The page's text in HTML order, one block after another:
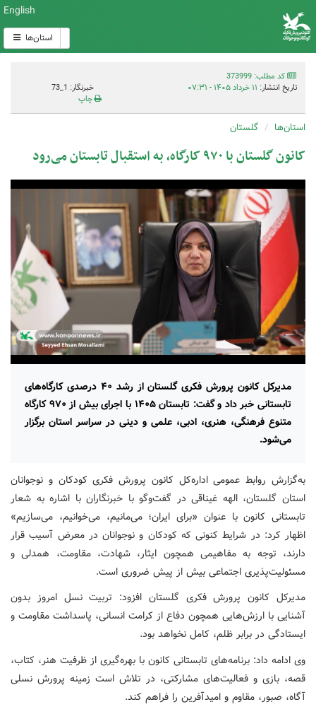
English
استان‌ها
کد مطلب: 373999
تاریخ انتشار: ۱۱ خرداد ۱۴۰۵ - ۰۷:۳۱
خبرنگار: 1_73
چاپ
استان‌ها گلستان
کانون گلستان با ۹۷۰ کارگاه، به استقبال تابستان می‌رود
مدیرکل کانون پرورش فکری گلستان از رشد ۴۰ درصدی کارگاه‌های
تابستانی خبر داد و گفت: تابستان ۱۴۰۵ با اجرای بیش از ۹۷۰ کارگاه
متنوع فرهنگی، هنری، ادبی، علمی و دینی در سراسر استان برگزار
می‌شود.
به‌گزارش روابط عمومی اداره‌کل کانون پرورش فکری کودکان و نوجوانان
استان گلستان، الهه غیناقی در گفت‌وگو با خبرنگاران با اشاره به شعار
تابستانی کانون با عنوان «برای ایران؛ می‌مانیم، می‌خوانیم، می‌سازیم»
اظهار کرد: در شرایط کنونی که کودکان و نوجوانان در معرض آسیب‌ قرار
دارند، توجه به مفاهیمی همچون ایثار، شهادت، مقاومت، همدلی و
مسئولیت‌پذیری اجتماعی بیش از پیش ضروری است.
مدیرکل کانون پرورش فکری گلستان افزود: تربیت نسل امروز بدون
آشنایی با ارزش‌هایی همچون دفاع از کرامت انسانی، پاسداشت مقاومت و
ایستادگی در برابر ظلم، کامل نخواهد بود.
وی ادامه داد: برنامه‌های تابستانی کانون با بهره‌گیری از ظرفیت هنر، کتاب،
قصه، بازی و فعالیت‌های مشارکتی، در تلاش است زمینه پرورش نسلی
آگاه، صبور، مقاوم و امیدآفرین را فراهم کند.